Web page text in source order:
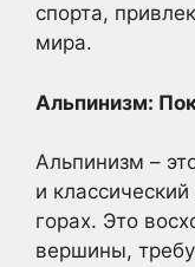
спорта,
мира.
Альпинизм:
Альпинизм –
и
горах. Это
вершины,